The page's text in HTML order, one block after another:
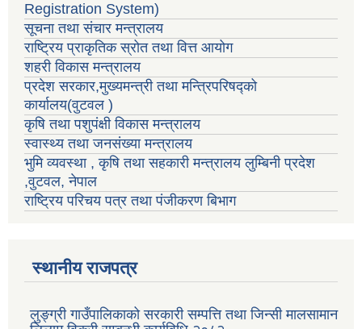
Registration System)
सूचना तथा संचार मन्त्रालय
राष्ट्रिय प्राकृतिक स्रोत तथा वित्त आयोग
शहरी विकास मन्त्रालय
प्रदेश सरकार,मुख्यमन्त्री तथा मन्त्रिपरिषद्को
कार्यालय(वुटवल )
कृषि तथा पशुपंक्षी विकास मन्त्रालय
स्वास्थ्य तथा जनसंख्या मन्त्रालय
भुमि व्यवस्था , कृषि तथा सहकारी मन्त्रालय लुम्बिनी प्रदेश
,वुटवल, नेपाल
राष्ट्रिय परिचय पत्र तथा पंजीकरण बिभाग
स्थानीय राजपत्र
लुङ्ग्री गाउँपालिकाको सरकारी सम्पत्ति तथा जिन्सी मालसामान